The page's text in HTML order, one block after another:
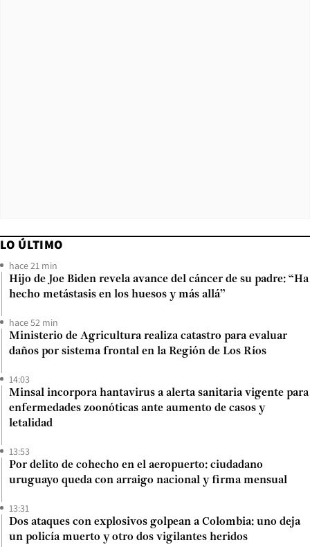
LO ÚLTIMO
hace 21 min
Hijo de Joe Biden revela avance del cáncer de su padre: “Ha
hecho metástasis en los huesos y más allá”
hace 52 min
Ministerio de Agricultura realiza catastro para evaluar
daños por sistema frontal en la Región de Los Ríos
14:03
Minsal incorpora hantavirus a alerta sanitaria vigente para
enfermedades zoonóticas ante aumento de casos y
letalidad
13:53
Por delito de cohecho en el aeropuerto: ciudadano
uruguayo queda con arraigo nacional y firma mensual
13:31
Dos ataques con explosivos golpean a Colombia: uno deja
un policía muerto y otro dos vigilantes heridos